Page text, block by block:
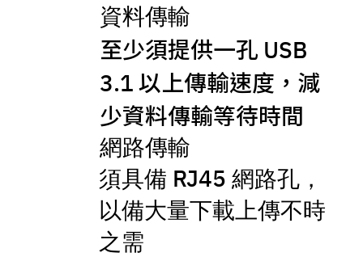
資料傳輸
至少須提供一孔 USB
3.1以上傳輸速度，減
少資料傳輸等待時間
網路傳輸
須具備 RJ45 網路孔，
以備大量下載上傳不時
之需